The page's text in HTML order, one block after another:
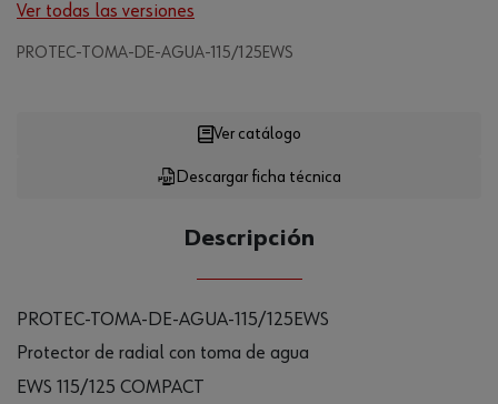
Ver todas las versiones
PROTEC-TOMA-DE-AGUA-115/125EWS
Loading...
Descargar ficha técnica
Ver catálogo
Descripción
PROTEC-TOMA-DE-AGUA-115/125EWS
Protector de radial con toma de agua
EWS 115/125 COMPACT